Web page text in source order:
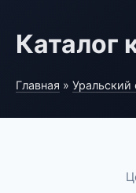
Каталог
Главная » Уральский